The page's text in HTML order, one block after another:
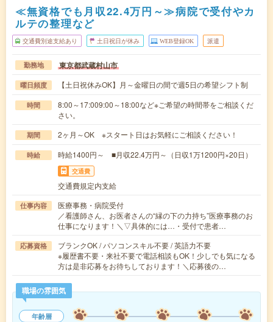
≪無資格でも月収22.4万円～≫病院で受付やカ
ルテの整理など
交通費別途支給あり 土日祝日が休み WEB登録OK 派遣
勤務地 東京都武蔵村山市
曜日頻度 【土日祝休みOK】月～金曜日の間で週5日の希望シフト制
時間
8:00～17:009:00～18:00など※ご希望の時間帯をご相談くだ
さい。
期間 2ヶ月～OK ※スタート日はお気軽にご相談ください！
時給 時給1400円～ ■月収22.4万円～（日収1万1200円×20日）
交通費
交通費規定内支給
仕事内容
医療事務・病院受付
／看護師さん、お医者さんの“縁の下の力持ち”医療事務のお
仕事になります！＼▽具体的には…・受付で患者…
応募資格
ブランクOK / パソコンスキル不要 / 英語力不要
※履歴書不要・来社不要で電話相談もOK！少しでも気になる
方は是非応募をお待ちしております！＼応募後の…
職場の雰囲気
年齢層